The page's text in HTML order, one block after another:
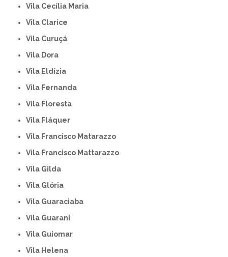
Vila Cecília Maria
Vila Clarice
Vila Curuçá
Vila Dora
Vila Eldízia
Vila Fernanda
Vila Floresta
Vila Fláquer
Vila Francisco Matarazzo
Vila Francisco Mattarazzo
Vila Gilda
Vila Glória
Vila Guaraciaba
Vila Guarani
Vila Guiomar
Vila Helena